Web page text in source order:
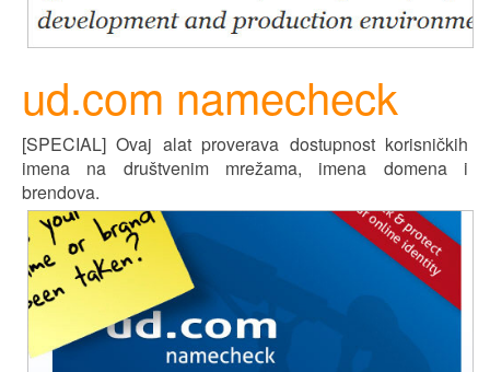
ud.com namecheck
[SPECIAL] Ovaj alat proverava dostupnost korisničkih
imena na društvenim mrežama, imena domena i
brendova.